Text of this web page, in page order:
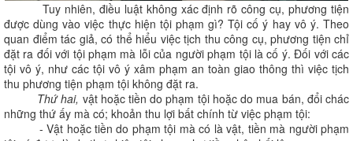
Tuy nhiên, điều luật không xác định rõ công cụ, phương tiện
được dùng vào việc thực hiện tội phạm gì? Tội cố ý hay vô ý. Theo
quan điểm tác giả, có thể hiểu việc tịch thu công cụ, phương tiện chỉ
đặt ra đối với tội phạm mà lỗi của người phạm tội là cố ý. Đối với các
tội vô ý, như các tội vô ý xâm phạm an toàn giao thông thì việc tịch
thu phương tiện phạm tội không đặt ra.
Thứ hai, vật hoặc tiền do phạm tội hoặc do mua bán, đổi chác
những thứ ấy mà có; khoản thu lợi bất chính từ việc phạm tội:
- Vật hoặc tiền do phạm tội mà có là vật, tiền mà người phạm